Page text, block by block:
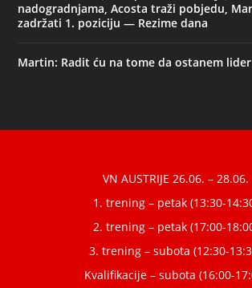
nadogradnjama, Acosta traži pobjedu,
zadržati 1. poziciju — Rezime dana
Martin: Radit ću na tome da ostanem
VN AUSTRIJE 26.06. – 28.06.
1. trening – petak (13:30-
2. trening – petak (17:00-
3. trening – subota (12:30-
Kvalifikacije – subota (16:00-